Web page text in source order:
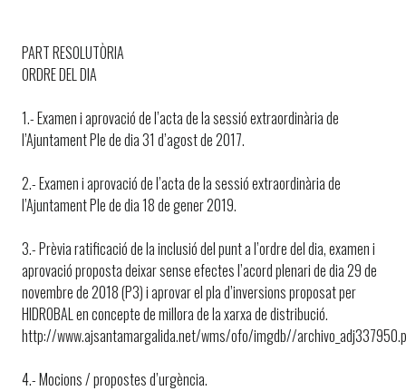
PART RESOLUTÒRIA
ORDRE DEL DIA
1.- Examen i aprovació de l’acta de la sessió extraordinària de
l’Ajuntament Ple de dia 31 d’agost de 2017.
2.- Examen i aprovació de l’acta de la sessió extraordinària de
l’Ajuntament Ple de dia 18 de gener 2019.
3.- Prèvia ratificació de la inclusió del punt a l’ordre del dia, examen i
aprovació proposta deixar sense efectes l’acord plenari de dia 29 de
novembre de 2018 (P3) i aprovar el pla d’inversions proposat per
HIDROBAL en concepte de millora de la xarxa de distribució.
http://www.ajsantamargalida.net/wms/ofo/imgdb//
4.- Mocions / propostes d’urgència.